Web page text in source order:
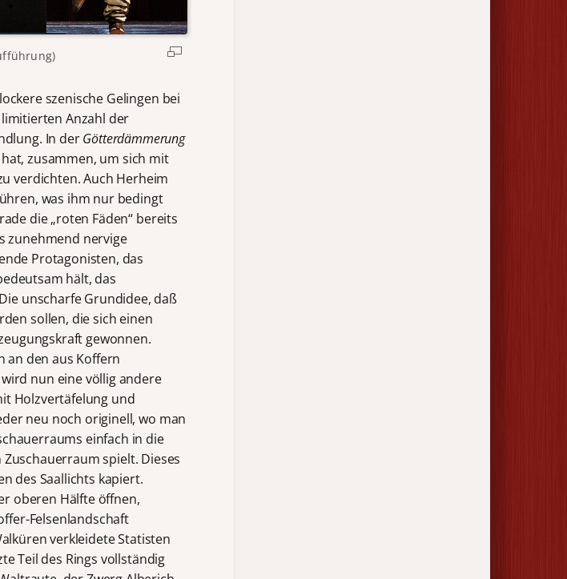
szenische Gelingen bei
Anzahl der
In derGötterdämmerung
zusammen, um sich mit
verdichten. Auch Herheim
was ihm nur bedingt
die „roten Fäden“ bereits
zunehmend nervige
Protagonisten, das
hält, das
unscharfe Grundidee, daß
sollen, die sich einen
gewonnen.
an den aus Koffern
nun eine völlig andere
Holzvertäfelung und
neu noch originell, wo man
einfach in die
Zuschauerraum spielt. Dieses
des Saallichts kapiert.
oberen Hälfte öffnen,
Felsenlandschaft
verkleidete Statisten
Teil des Rings vollständig